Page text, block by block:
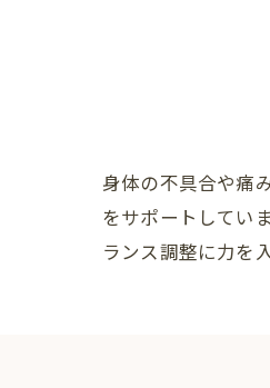
身体の不具合や痛
をサポートしてい
ランス調整に力を